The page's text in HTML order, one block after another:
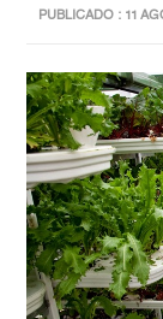
PUBLICADO : 11